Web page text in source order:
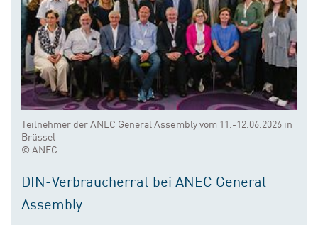
Teilnehmer der ANEC General Assembly vom 11.-12.06.2026 in
Brüssel
© ANEC
DIN-Verbraucherrat bei ANEC General
Assembly